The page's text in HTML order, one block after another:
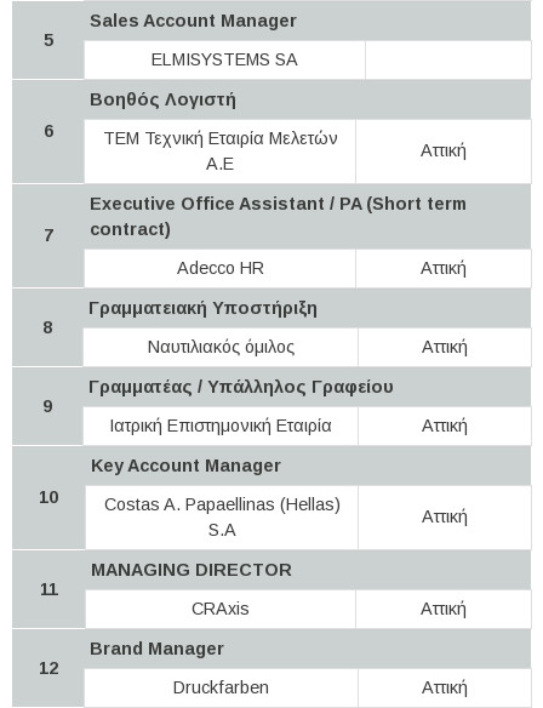
5
Sales Account Manager
ELMISYSTEMS SA
6
Βοηθός Λογιστή
ΤΕΜ Τεχνική Εταιρία Μελετών
Α.Ε
Αττική
7
Executive Office Assistant / PA (Short term
contract)
Adecco HR
Αττική
8
Γραμματειακή Υποστήριξη
Ναυτιλιακός όμιλος
Αττική
9
Γραμματέας / Υπάλληλος Γραφείου
Ιατρική Επιστημονική Εταιρία
Αττική
10
Key Account Manager
Costas A. Papaellinas (Hellas)
S.A
Αττική
11
MANAGING DIRECTOR
CRAxis
Αττική
12
Brand Manager
Druckfarben
Αττική